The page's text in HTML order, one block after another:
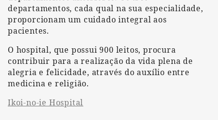
departamentos, cada qual na sua especialidade,
proporcionam um cuidado integral aos
pacientes.
O hospital, que possui 900 leitos, procura
contribuir para a realização da vida plena de
alegria e felicidade, através do auxílio entre
medicina e religião.
Ikoi-no-ie Hospital